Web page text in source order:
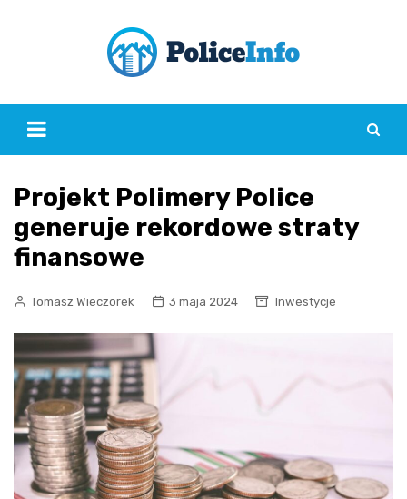
Projekt Polimery Police
generuje rekordowe straty
finansowe
Tomasz Wieczorek 3 maja 2024 Inwestycje